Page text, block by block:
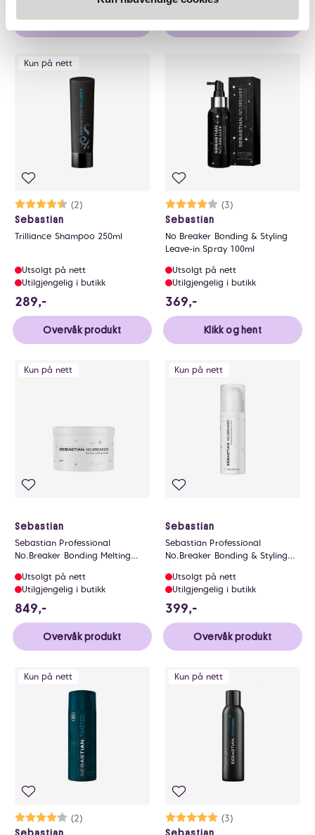
Overvåk produkt Klikk og hent
Kun på nett
Karakter:
(2)
4.5 av 5 mulige
Sebastian
Trilliance Shampoo 250ml
Utsolgt på nett
Utilgjengelig i butikk
289,-
Overvåk produkt
Karakter:
(3)
4.0 av 5 mulige
Sebastian
No Breaker Bonding & Styling
Leave-in Spray 100ml
Utsolgt på nett
Utilgjengelig i butikk
369,-
Klikk og hent
Kun på nett
Sebastian
Sebastian Professional
No.Breaker Bonding Melting
Utsolgt på nett
Utilgjengelig i butikk
849,-
Overvåk produkt
Kun på nett
Sebastian
Sebastian Professional
No.Breaker Bonding & Styling
Utsolgt på nett
Utilgjengelig i butikk
399,-
Overvåk produkt
Kun på nett
Karakter:
(2)
4.0 av 5 mulige
Kun på nett
Karakter:
(3)
5.0 av 5 mulige